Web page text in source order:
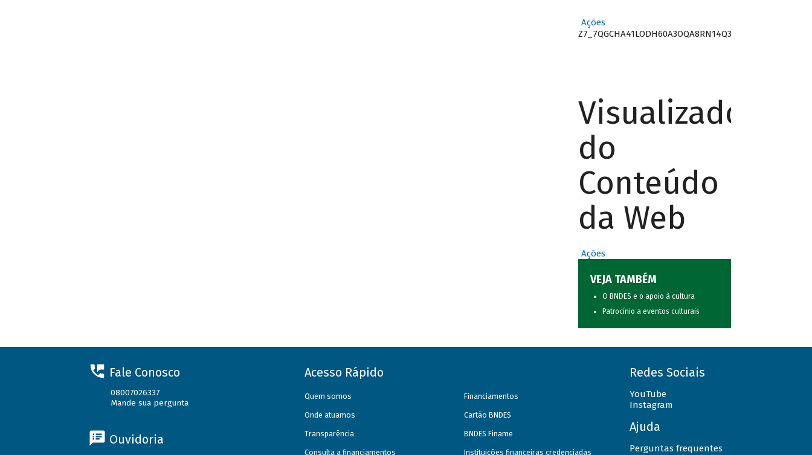
Ações
Z7_7QGCHA41LODH60A3OQA8RN14Q3
Visualizador
do
Conteúdo
da Web
Ações
VEJA TAMBÉM
O BNDES e o apoio à cultura
Patrocínio a eventos culturais
Fale Conosco
08007026337
Mande sua pergunta
Ouvidoria
Acesso Rápido
Quem somos
Onde atuamos
Transparência
Consulta a financiamentos
Financiamentos
Cartão BNDES
BNDES Finame
Instituições financeiras credenciadas
Redes Sociais
YouTube
Instagram
Ajuda
Perguntas frequentes